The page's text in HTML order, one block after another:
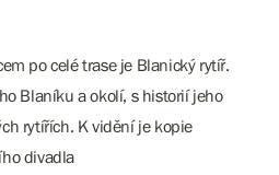
po celé trase je Blanický rytíř.
Blaníku a okolí, s historií jeho
rytířích. K vidění je kopie
divadla